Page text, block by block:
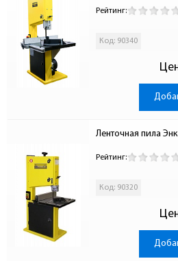
Рейтинг:
Код: 90340
Ленточная пила
Рейтинг:
Код: 90320